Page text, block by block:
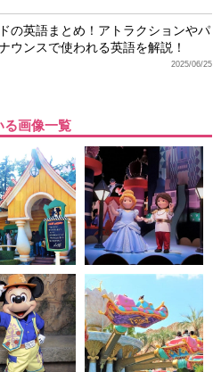
の英語まとめ！アトラクションやパ
ウンスで使われる英語を解説！
2025/06/25
る画像一覧